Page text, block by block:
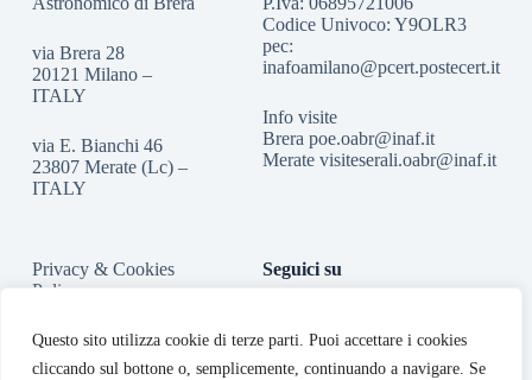
Questo sito utilizza cookie di terze parti. Puoi accettare i cookies
cliccando sul bottone o, semplicemente, continuando a navigare. Se
via Brera 28
20121 Milano –
ITALY
via E. Bianchi 46
23807 Merate (Lc) –
ITALY
Codice Univoco: Y9OLR3
pec:
inafoamilano@pcert.postecert.it
Info visite
Brerapoe.oabr@inaf.it
Meratevisiteserali.oabr@inaf.it
Privacy & Cookies
Policy
Accessibilità
Seguici su